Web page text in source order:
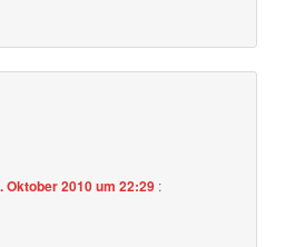
Oktober 2010 um 22:29 :